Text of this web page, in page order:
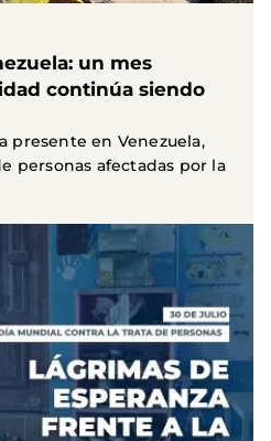
un mes
continúa siendo
presente en Venezuela,
personas afectadas por la